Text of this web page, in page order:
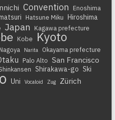
Convention Enoshima
Hatsune Miku Hiroshima
Japan
Kagawa prefecture
Kobe Kyoto
Nagoya Narita Okayama prefecture
Palo Alto San Francisco
Shirakawa-go Ski
Uni Vocaloid Zug Zürich